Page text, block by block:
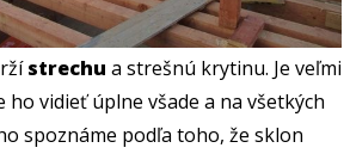
strechu a strešnú krytinu. Je veľmi
ho vidieť úplne všade a na všetkých
spoznáme podľa toho, že sklon